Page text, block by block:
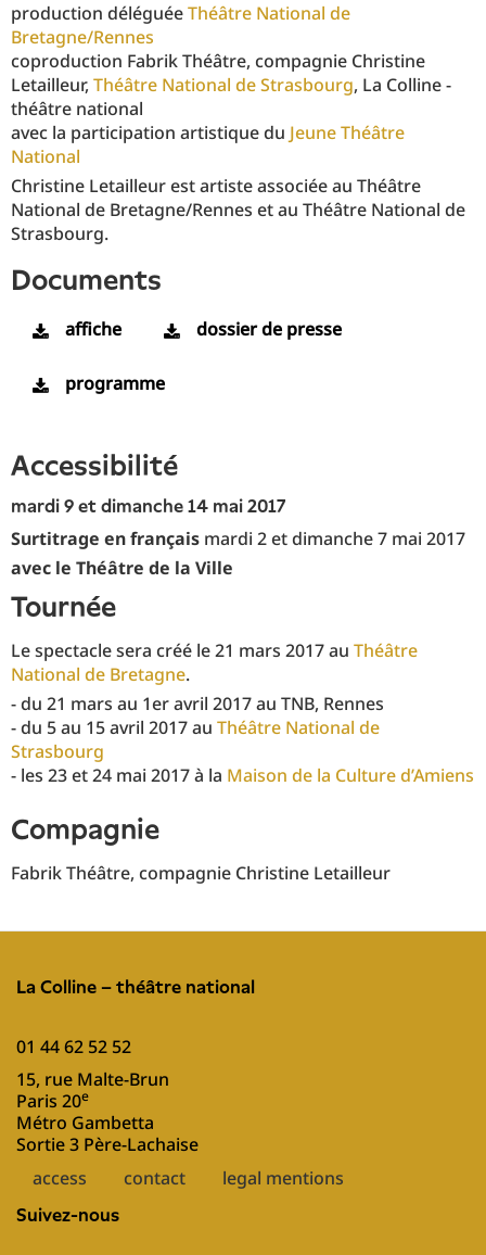
production déléguéeThéâtre National de
Bretagne/Rennes
coproduction Fabrik Théâtre, compagnie Christine
Letailleur, Théâtre National de Strasbourg, La Colline -
théâtre national
avec la participation artistique du Jeune Théâtre
National
Christine Letailleur est artiste associée au Théâtre
National de Bretagne/Rennes et au Théâtre National de
Strasbourg.
documents
affiche dossier de presse
programme
accessibilité
mardi 9 et dimanche 14 mai 2017
Surtitrage en français mardi 2 et dimanche 7 mai 2017
avec le Théâtre de la Ville
tournée
Le spectacle sera créé le 21 mars 2017 au Théâtre
National de Bretagne.
- du 21 mars au 1er avril 2017 au TNB, Rennes
- du 5 au 15 avril 2017 au Théâtre National de
Strasbourg
- les 23 et 24 mai 2017 à la Maison de la Culture d’Amiens
compagnie
Fabrik Théâtre, compagnie Christine Letailleur
La Colline – théâtre national
01 44 62 52 52
15, rue Malte-Brun
Paris 20e
Métro Gambetta
Sortie 3 Père-Lachaise
page
access contact legal mentions
Suivez-nous